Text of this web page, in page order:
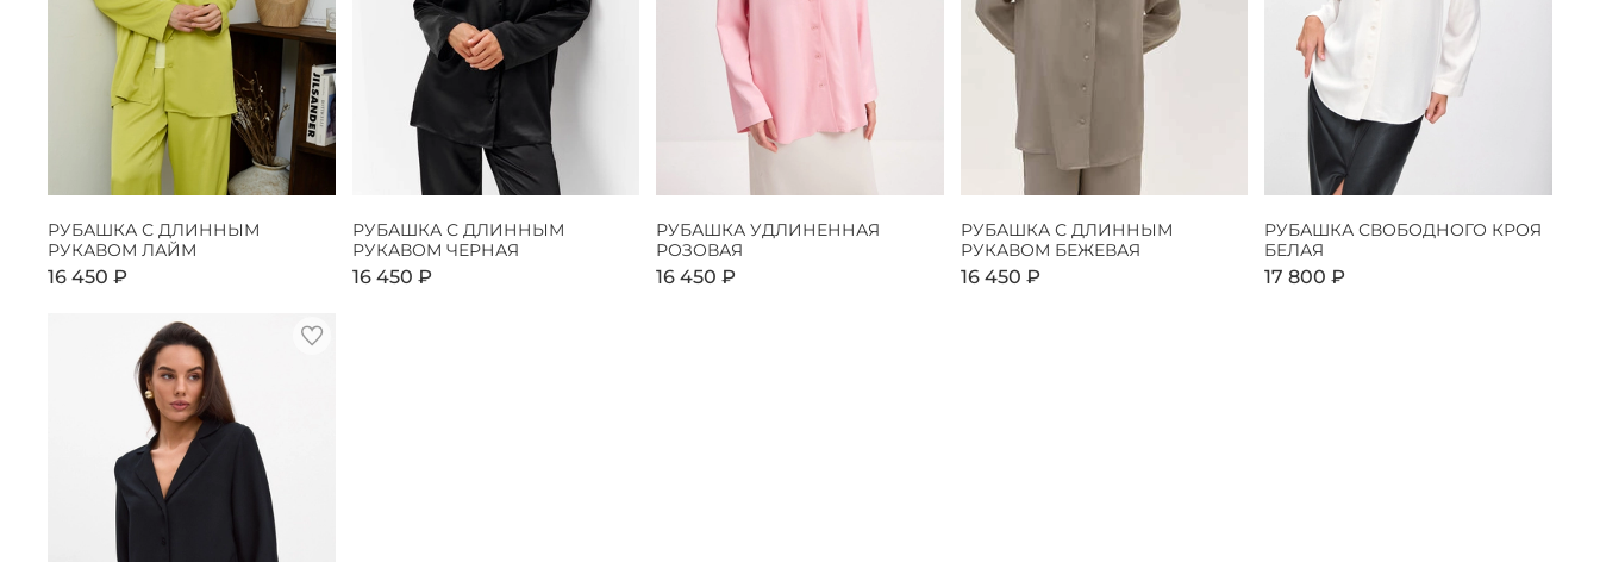
РУБАШКА С ДЛИННЫМ
РУКАВОМ ЛАЙМ
16 450 ₽
РУБАШКА С ДЛИННЫМ
РУКАВОМ ЧЕРНАЯ
16 450 ₽
РУБАШКА УДЛИНЕННАЯ
РОЗОВАЯ
16 450 ₽
РУБАШКА С ДЛИННЫМ
РУКАВОМ БЕЖЕВАЯ
16 450 ₽
РУБАШКА СВОБОДНОГО КРОЯ
БЕЛАЯ
17 800 ₽